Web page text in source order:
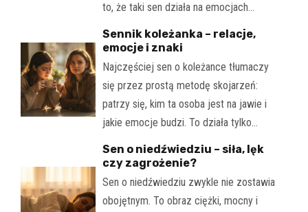
to, że taki sen działa na emocjach…
Sennik koleżanka – relacje,
emocje i znaki
Najczęściej sen o koleżance tłumaczy
się przez prostą metodę skojarzeń:
patrzy się, kim ta osoba jest na jawie i
jakie emocje budzi. To działa tylko…
Sen o niedźwiedziu – siła, lęk
czy zagrożenie?
Sen o niedźwiedziu zwykle nie zostawia
obojętnym. To obraz ciężki, mocny i